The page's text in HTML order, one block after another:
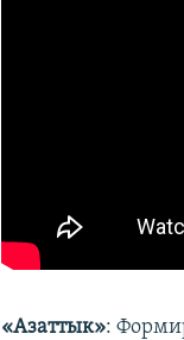
«Азаттык»: